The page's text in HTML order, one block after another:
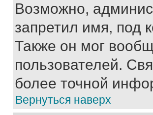
Возможно,
запретил имя, под
Также он мог
пользователей.
более точной
Вернуться наверх